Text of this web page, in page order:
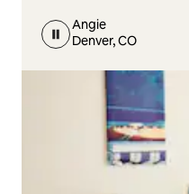
Angie
Denver, CO